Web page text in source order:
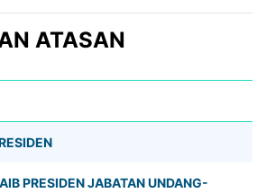
ATASAN
PRESIDEN JABATAN UNDANG-